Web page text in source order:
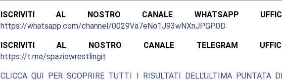
ISCRIVITI AL NOSTRO CANALE WHATSAPP
https://whatsapp.com/channel/0029Va7eNo1J93wNXnJPGP0D
ISCRIVITI AL NOSTRO CANALE TELEGRAM
https://t.me/spaziowrestlingit
CLICCA QUI PER SCOPRIRE TUTTI I RISULTATI DELL’ULTIMA PUNTATA